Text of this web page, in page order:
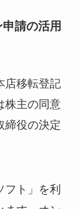
請の活用
店移転登記
株主の同意
締役の決定
ト」を利